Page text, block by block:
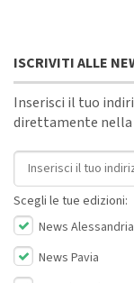
ISCRIVITI ALLE
Inserisci il tuo
direttamente nella
Indirizzo email
Scegli le tue edizioni:
News Alessandria
News Pavia